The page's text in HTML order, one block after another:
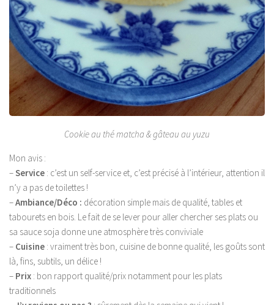
Cookie au thé matcha & gâteau au yuzu
Mon avis :
–Service : c’est un self-service et, c’est précisé à l’intérieur, attention il
n’y a pas de toilettes !
–Ambiance/Déco : décoration simple mais de qualité, tables et
tabourets en bois. Le fait de se lever pour aller chercher ses plats ou
sa sauce soja donne une atmosphère très conviviale
– Cuisine : vraiment très bon, cuisine de bonne qualité, les goûts sont
là, fins, subtils, un délice !
– Prix : bon rapport qualité/prix notamment pour les plats
traditionnels